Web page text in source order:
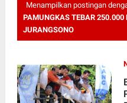
Menampilkan postingan
PAMUNGKAS TEBAR
JURANGSONO